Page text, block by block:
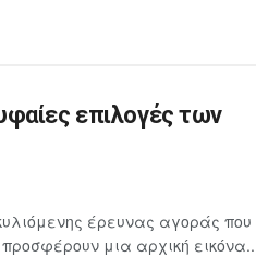
επιλογές των
έρευνας αγοράς που
μια αρχική